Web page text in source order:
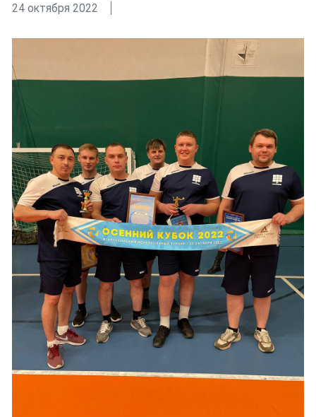
24 октября 2022